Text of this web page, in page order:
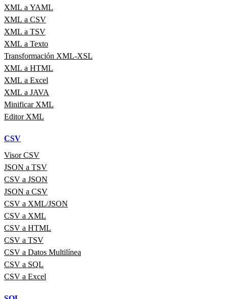
XML a YAML
XML a CSV
XML a TSV
XML a Texto
Transformación XML-XSL
XML a HTML
XML a Excel
XML a JAVA
Minificar XML
Editor XML
CSV
Visor CSV
JSON a TSV
CSV a JSON
JSON a CSV
CSV a XML/JSON
CSV a XML
CSV a HTML
CSV a TSV
CSV a Datos Multilínea
CSV a SQL
CSV a Excel